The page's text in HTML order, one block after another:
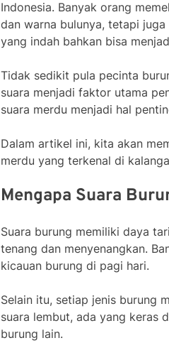
Indonesia. Banyak orang
dan warna bulunya, tetapi
yang indah bahkan bisa
Tidak sedikit pula pecinta
suara menjadi faktor utama
suara merdu menjadi hal
Dalam artikel ini, kita akan
merdu yang terkenal di
Mengapa Suara
Suara burung memiliki daya
tenang dan menyenangkan.
kicauan burung di pagi hari.
Selain itu, setiap jenis burung
suara lembut, ada yang keras
burung lain.